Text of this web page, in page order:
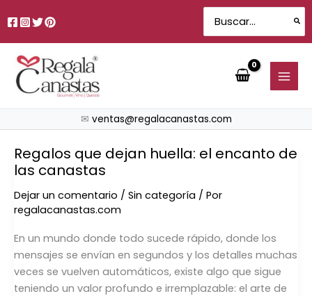
al
contenido
for:
✉ ventas@regalacanastas.com
Regalos que dejan huella: el encanto de
las canastas
Dejar un comentario / Sin categoría / Por
regalacanastas.com
En un mundo donde todo sucede rápido, donde los
mensajes se envían en segundos y los detalles muchas
veces se vuelven automáticos, existe algo que sigue
teniendo un valor profundo e irremplazable: el arte de
Regalos
que
huella:
encanto
de
las
canastas